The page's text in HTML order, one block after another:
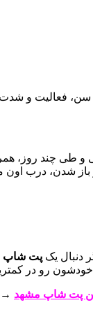
با سن، فعالیت و
چند روز،
شدن، درب اون
دنبال یک پت شاپ
خودشون رو در
پت شاپ مشهد →